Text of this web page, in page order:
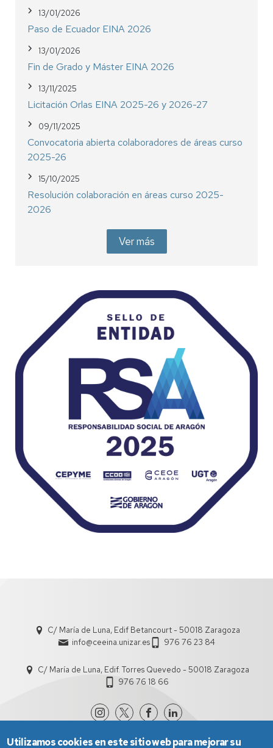
13/01/2026
Paso de Ecuador EINA 2026
13/01/2026
Fin de Grado y Máster EINA 2026
13/11/2025
Licitación Orlas EINA 2025-26 y 2026-27
09/11/2025
Convocatoria abierta colaboradores de áreas curso
2025-26
15/10/2025
Resolución colaboración en áreas curso 2025-
2026
Ver más
C/ María de Luna, Edif Betancourt - 50018 Zaragoza
info@ceeina.unizar.es
976 76 23 84
C/ María de Luna, Edif. Torres Quevedo - 50018 Zaragoza
976 76 18 66
Utilizamos cookies en este sitio web para mejorar su